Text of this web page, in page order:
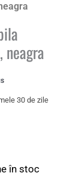
30 de zile
în stoc